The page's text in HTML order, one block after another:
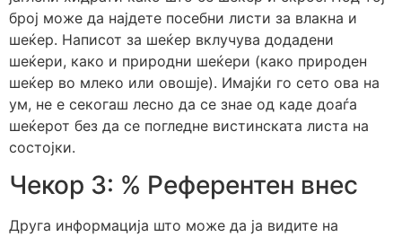
број може да најдете посебни листи за влакна и
шеќер. Написот за шеќер вклучува додадени
шеќери, како и природни шеќери (како природен
шеќер во млеко или овошје). Имајќи го сето ова на
ум, не е секогаш лесно да се знае од каде доаѓа
шеќерот без да се погледне вистинската листа на
состојки.
Чекор 3: % Референтен внес
Друга информација што може да ја видите на